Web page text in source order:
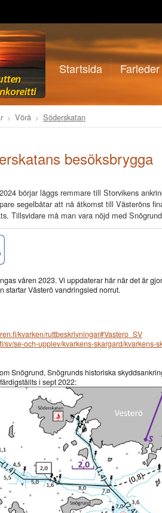
Startsida Farleder
Vörå Söderskatan
börjar läggs remmare till Storvikens
segelbåtar att nå åtkomst till Västeröns
Tillsvidare må man vara nöjd med
våren 2023. Vi uppdaterar här när det är
startar Västerö vandringsled norrut.
kvarken/ruttbeskrivningar#Vastero_SV
sv/se-och-upplev/kvarkens-skargard/
Snögrund, Snögrunds historiska
i sept 2022: